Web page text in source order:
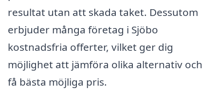
resultat utan att skada taket. Dessutom
erbjuder många företag i Sjöbo
kostnadsfria offerter, vilket ger dig
möjlighet att jämföra olika alternativ och
få bästa möjliga pris.